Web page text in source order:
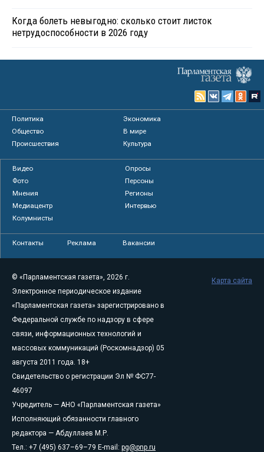
Когда болеть невыгодно: сколько стоит листок
нетрудоспособности в 2026 году
Политика
Экономика
Общество
В мире
Происшествия
Культура
Видео
Опросы
Фото
Персоны
Мнения
Регионы
Медиацентр
Интервью
Колумнисты
Контакты Реклама Вакансии
© «Парламентская газета», 2026 г.
Электронное периодическое издание
«Парламентская газета» зарегистрировано в
Федеральной службе по надзору в сфере
связи, информационных технологий и
массовых коммуникаций (Роскомнадзор) 05
августа 2011 года. 18+
Свидетельство о регистрации Эл № ФС77-
46097
Учредитель — АНО «Парламентская газета»
Исполняющий обязанности главного
редактора — Абдуллаев М.Р.
Тел.: +7 (495) 637–69–79 E-mail: pg@pnp.ru
Карта сайта